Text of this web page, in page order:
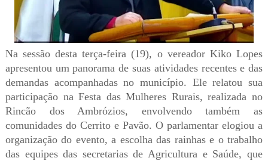
Na sessão desta terça-feira (19), o vereador Kiko Lopes
apresentou um panorama de suas atividades recentes e das
demandas acompanhadas no município. Ele relatou sua
participação na Festa das Mulheres Rurais, realizada no
Rincão dos Ambrózios, envolvendo também as
comunidades do Cerrito e Pavão. O parlamentar elogiou a
organização do evento, a escolha das rainhas e o trabalho
das equipes das secretarias de Agricultura e Saúde, que